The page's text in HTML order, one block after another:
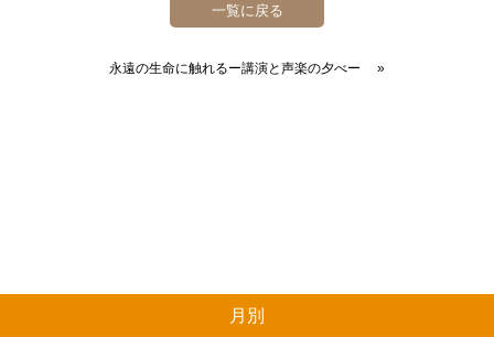
一覧に戻る
永遠の生命に触れるー講演と声楽の夕べー »
月別